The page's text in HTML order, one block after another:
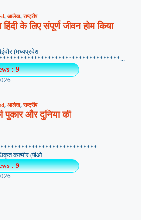
, आलेख,राष्ट्रीय
हिंदी के लिए संपूर्ण जीवन होम किया
(मध्यप्रदेश
: 9
, आलेख,राष्ट्रीय
पुकार और दुनिया की
कश्मीर (पीओ...
: 9